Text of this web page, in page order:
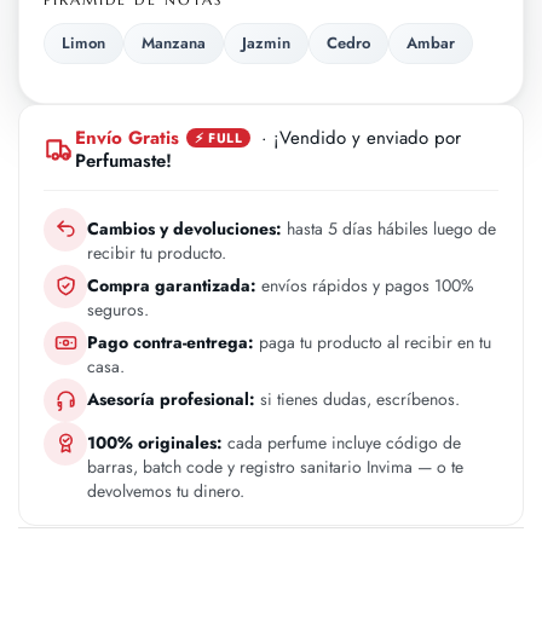
Limon Manzana Jazmin Cedro Ambar
Envío Gratis ⚡ FULL
· ¡Vendido y enviado por
Perfumaste!
Cambios y devoluciones: hasta 5 días hábiles luego de
recibir tu producto.
Compra garantizada: envíos rápidos y pagos 100%
seguros.
Pago contra-entrega: paga tu producto al recibir en tu
casa.
Asesoría profesional: si tienes dudas, escríbenos.
100% originales: cada perfume incluye código de
barras, batch code y registro sanitario Invima — o te
devolvemos tu dinero.